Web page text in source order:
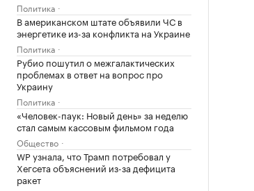
Политика
В американском штате объявили ЧС в
энергетике из-за конфликта на Украине
Политика
Рубио пошутил о межгалактических
проблемах в ответ на вопрос про
Украину
Политика
«Человек-паук: Новый день» за неделю
стал самым кассовым фильмом года
Общество
WP узнала, что Трамп потребовал у
Хегсета объяснений из-за дефицита
ракет